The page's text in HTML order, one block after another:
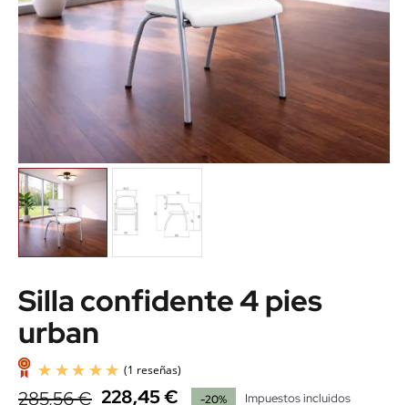
Silla confidente 4 pies
urban
285,56 € 228,45 € -20% Impuestos incluidos